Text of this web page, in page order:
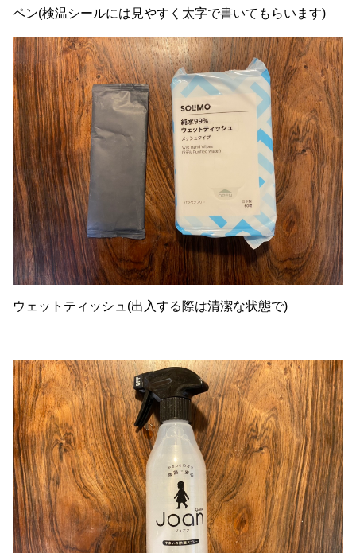
ペン(検温シールには見やすく太字で書いてもらいます)
ウェットティッシュ(出入する際は清潔な状態で)